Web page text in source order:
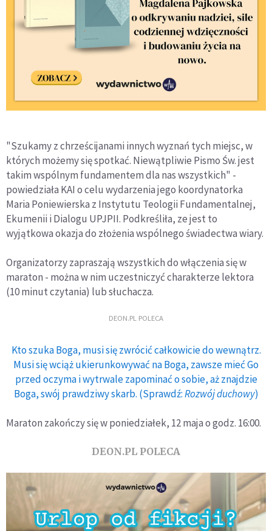
"Szukamy z chrześcijanami innych wyznań tych miejsc, w
których możemy się spotkać. Niewątpliwie Pismo Św. jest
takim wspólnym fundamentem dla nas wszystkich" -
powiedziała KAI o celu wydarzenia jego koordynatorka
Maria Poniewierska z Instytutu Teologii Fundamentalnej,
Ekumenii i Dialogu UPJPII. Podkreśliła, ze jest to
wyjątkowa okazja do złożenia wspólnego świadectwa wiary.
Organizatorzy zapraszają wszystkich do włączenia się w
maraton - można w nim uczestniczyć charakterze lektora
(10 minut czytania) lub słuchacza.
DEON.PL POLECA
Kto szuka Boga, musi się zwrócić całkowicie do wewnątrz.
Musi się wciąż ukierunkowywać na Boga, zawsze mieć Go
przed oczyma i wytrwale zapominać o sobie, aż znajdzie
Boga, swój prawdziwy skarb. (Sprawdź:Rozwój duchowy)
Maraton zakończy się w poniedziałek, 12 maja o godz. 16:00.
DEON.PL POLECA